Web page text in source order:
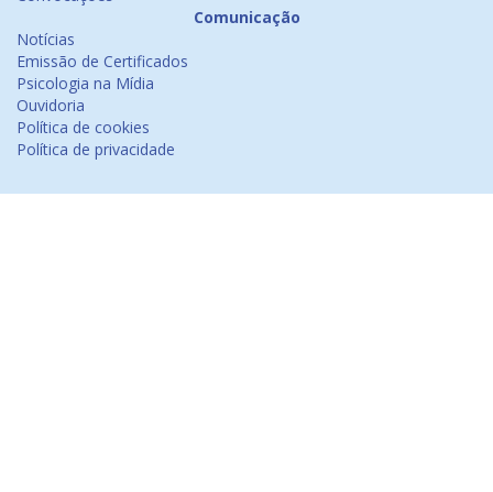
Comunicação
Notícias
Emissão de Certificados
Psicologia na Mídia
Ouvidoria
Política de cookies
Política de privacidade